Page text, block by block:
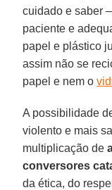
cuidado e saber
paciente e
papel e plástico
assim não se
papel e nem o
A possibilidade
violento e mais
multiplicação de
conversores
da ética, do